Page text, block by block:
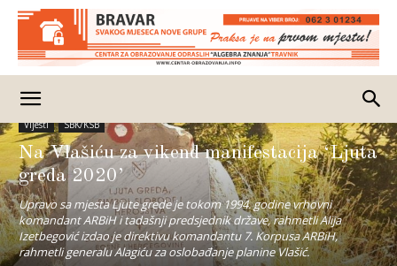
Vijesti SBK/KSB
Na Vlašiću za vikend manifestacija ‘Ljuta
greda 2020’
Upravo sa mjesta Ljute grede je tokom 1994. godine vrhovni
komandant ARBiH i tadašnji predsjednik države, rahmetli Alija
Izetbegović izdao je direktivu komandantu 7. Korpusa ARBiH,
rahmetli generalu Alagiću za oslobađanje planine Vlašić.